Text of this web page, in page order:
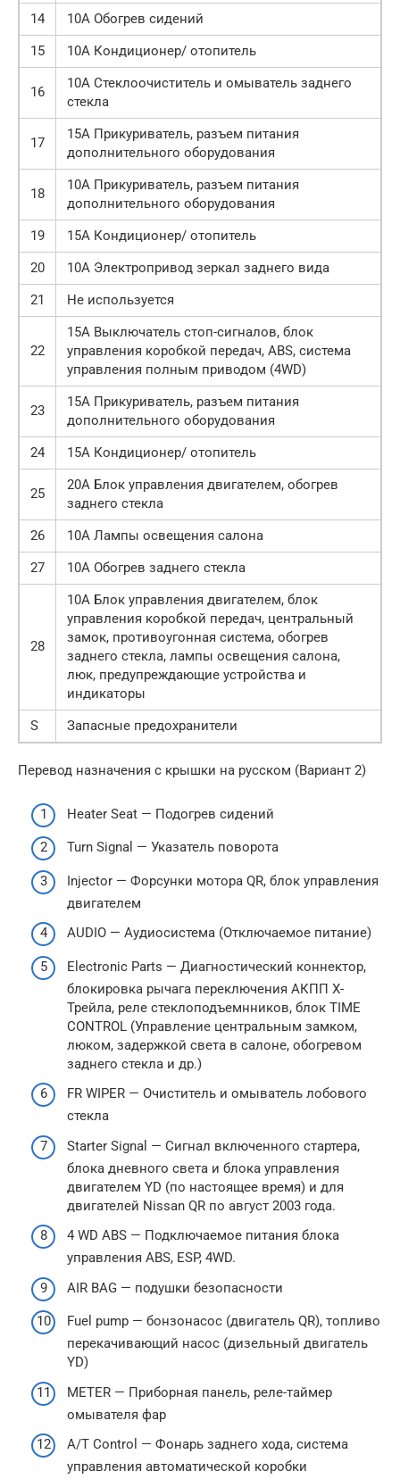
14
10А Обогрев сидений
15
10А Кондиционер/ отопитель
16
10А Стеклоочиститель и омыватель заднего
стекла
17
15A Прикуриватель, разъем питания
дополнительного оборудования
18
10А Прикуриватель, разъем питания
дополнительного оборудования
19
15А Кондиционер/ отопитель
20
10А Электропривод зеркал заднего вида
21
Не используется
22
15А Выключатель стоп-сигналов, блок
управления коробкой передач, ABS, система
управления полным приводом (4WD)
23
15А Прикуриватель, разъем питания
дополнительного оборудования
24
15А Кондиционер/ отопитель
25
20А Блок управления двигателем, обогрев
заднего стекла
26
10А Лампы освещения салона
27
10А Обогрев заднего стекла
28
10А Блок управления двигателем, блок
управления коробкой передач, центральный
замок, противоугонная система, обогрев
заднего стекла, лампы освещения салона,
люк, предупреждающие устройства и
индикаторы
S
Запасные предохранители
Перевод назначения с крышки на русском (Вариант 2)
Heater Seat — Подогрев сидений
Turn Signal — Указатель поворота
Injector — Форсунки мотора QR, блок управления
двигателем
AUDIO — Аудиосистема (Отключаемое питание)
Electronic Parts — Диагностический коннектор,
блокировка рычага переключения АКПП Х-
Трейла, реле стеклоподъемнников, блок TIME
CONTROL (Управление центральным замком,
люком, задержкой света в салоне, обогревом
заднего стекла и др.)
FR WIPER — Очиститель и омыватель лобового
стекла
Starter Signal — Сигнал включенного стартера,
блока дневного света и блока управления
двигателем YD (по настоящее время) и для
двигателей Nissan QR по август 2003 года.
4 WD ABS — Подключаемое питания блока
управления ABS, ESP, 4WD.
AIR BAG — подушки безопасности
Fuel pump — бонзонасос (двигатель QR), топливо
перекачивающий насос (дизельный двигатель
YD)
METER — Приборная панель, реле-таймер
омывателя фар
A/T Control — Фонарь заднего хода, система
управления автоматической коробки